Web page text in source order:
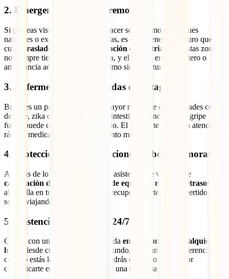
2. Emergencias en zonas remotas
Si planeas visitar el Amazonas, hacer senderismo en parques
naturales o explorar playas aisladas, es clave tener un seguro que
cubra
traslados médicos, evacuación o repatriación
. Estas zonas
no siempre tienen hospitales cerca, y el acceso en helicóptero o
ambulancia aérea puede ser carísimo sin cobertura.
3. Enfermedades inesperadas o contagios
Brasil es un país tropical y hay mayor riesgo de enfermedades como
dengue, zika o infecciones gastrointestinales. Incluso una gripe
fuerte puede complicar tu itinerario. El seguro te garantiza atención
rápida, medicamentos y seguimiento médico.
4. Protección ante cancelaciones, robos o demoras
Además de lo médico, una buena asistencia de viaje cubre
cancelación de vuelos, pérdida de equipaje, robos o retrasos
algo falla en tu itinerario, puedes recuperar parte de lo invertido y
seguir viajando sin tanto estrés.
5. Asistencia en español y 24/7
Contar con un equipo que te atienda en tu idioma y a cualquier
hora
, desde cualquier parte del mundo, hace una gran diferencia
cuando estás lejos de casa. No tendrás que preocuparte por
comunicarte en portugués si surge una urgencia.